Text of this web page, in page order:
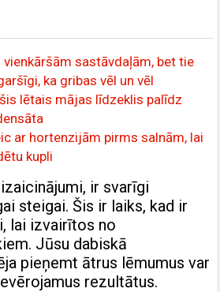
sastāvdaļām, bet tie
ka gribas vēl un vēl
lētais mājas līdzeklis palīdz
ar hortenzijām pirms salnām, lai
kupli
ir svarīgi
steigai. Šis ir laiks, kad ir
lai izvairītos no
Jūsu dabiskā
pieņemt ātrus lēmumus var
rezultātus.